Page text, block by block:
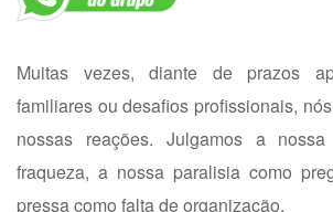
Muitas vezes, diante de prazos
familiares ou desafios profissionais,
nossas reações. Julgamos a
fraqueza, a nossa paralisia como
pressa como falta de organização.